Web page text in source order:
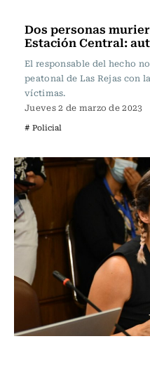
Dos personas
Estación Central:
El responsable del hecho
peatonal de Las Rejas con
víctimas.
Jueves 2 de marzo de 2023
# Policial